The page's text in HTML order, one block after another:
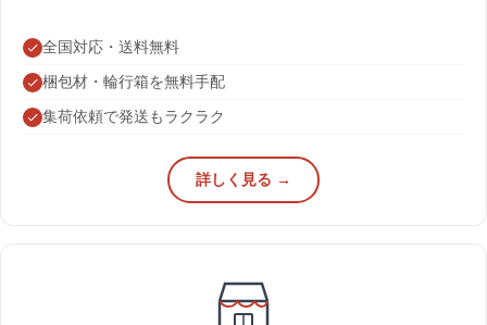
全国対応・送料無料
梱包材・輪行箱を無料手配
集荷依頼で発送もラクラク
詳しく見る →